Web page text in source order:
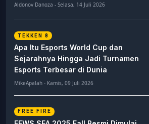
Aldonov Danoza - Selasa, 14 Juli 2026
TEKKEN 8
Apa Itu Esports World Cup dan
Sejarahnya Hingga Jadi Turnamen
Esports Terbesar di Dunia
MikeApalah - Kamis, 09 Juli 2026
FREE FIRE